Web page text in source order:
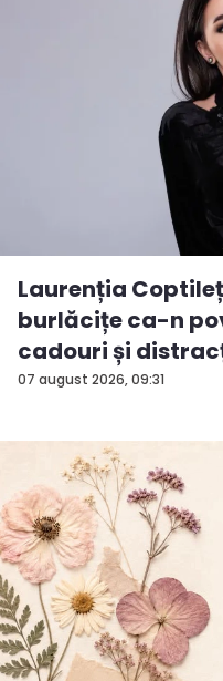
07 august 2026, 09:31
Laurenția
burlăcițe ca-n
cadouri și
surp...